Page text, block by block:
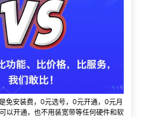
免安装费，0元选号，0元开通，0元月
以开通，也不用装宽带等任何硬件和软